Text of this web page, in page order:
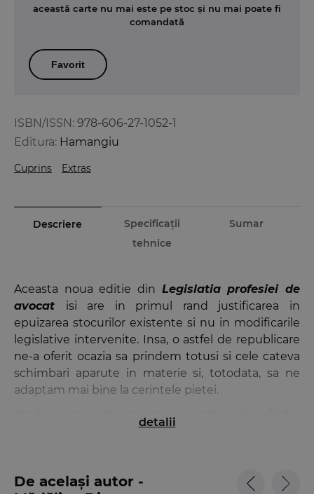
ISBN/ISSN: 978-606-27-1052-1
Editura: Hamangiu
Cuprins Extras
această carte nu mai este pe stoc și nu mai poate fi
comandată
Favorit
Descriere
Specificații
tehnice
Sumar
Aceasta noua editie din Legislatia profesiei de
avocat isi are in primul rand justificarea in
epuizarea stocurilor existente si nu in modificarile
legislative intervenite. Insa, o astfel de republicare
ne-a oferit ocazia sa prindem totusi si cele cateva
schimbari aparute in materie si, totodata, sa ne
adaptam mai bine la cerintele pietei.
deontologic al avocatului roman, aprobat prin
deseori cu un pas inainte legii, acest cod a aparut
detalii
De același autor -